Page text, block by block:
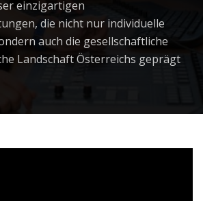
einzigartigen
die nicht nur individuelle
auch die gesellschaftliche
Landschaft Österreichs geprägt